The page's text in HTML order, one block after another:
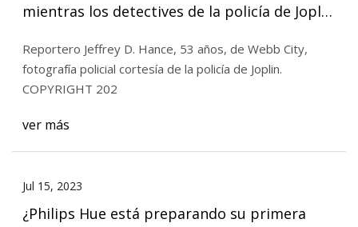
mientras los detectives de la policía de Joplin
Reportero Jeffrey D. Hance, 53 años, de Webb City,
fotografía policial cortesía de la policía de Joplin.
COPYRIGHT 202
ver más
Jul 15, 2023
¿Philips Hue está preparando su primera